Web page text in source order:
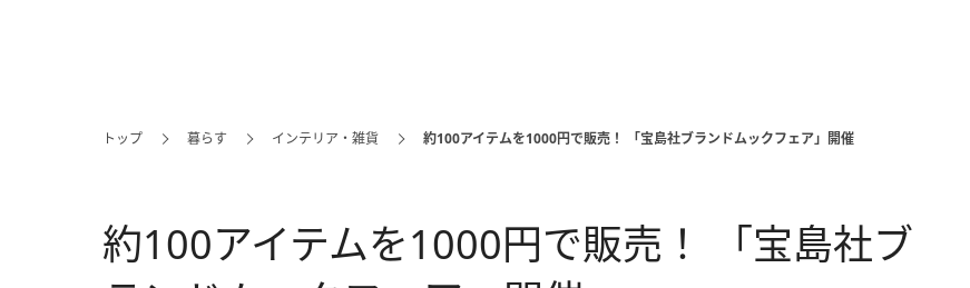
トップ 暮らす インテリア・雑貨 約100アイテムを1000円で販売！ 「宝島社ブランドムックフェア」開催
約100アイテムを1000円で販売！ 「宝島社ブ